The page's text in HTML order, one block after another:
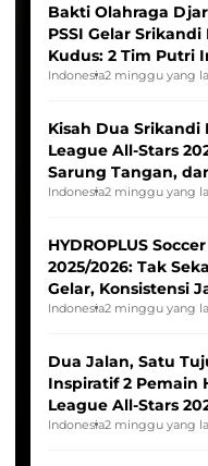
Bakti Olahraga
PSSI Gelar
Kudus: 2 Tim Putri
Tim Asia
Indonesia2 minggu yang
Kisah Dua Srikandi
League All-Stars
Sarung Tangan,
Pernah Padam
Indonesia2 minggu yang
HYDROPLUS
2025/2026: Tak
Gelar, Konsistensi
Indonesia2 minggu yang
Dua Jalan, Satu
Inspiratif 2 Pemain
League All-Stars
Seleksi Timnas
Indonesia2 minggu yang